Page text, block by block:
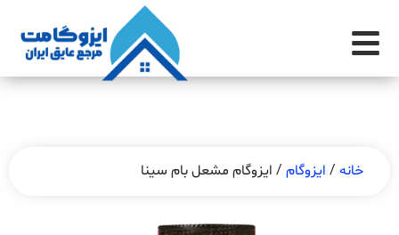
خانه / ایزوگام / ایزوگام مشعل بام سینا